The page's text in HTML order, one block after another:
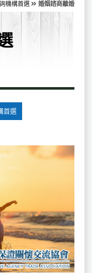
機構首選 婚姻諮商離婚
首選